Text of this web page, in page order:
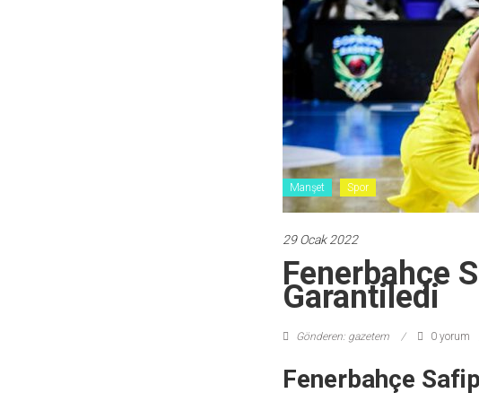
Manşet Spor
29 Ocak 2022
Fenerbahçe
Garantiledi
Gönderen: gazetem 0 yorum
Fenerbahçe